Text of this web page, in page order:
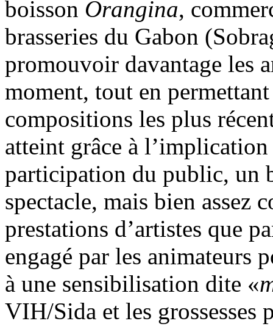
boisson Orangina,
brasseries du Gabon
promouvoir davantage les
moment, tout en
compositions les plus
atteint grâce à
participation du public, un
spectacle, mais bien assez
prestations d’artistes que
engagé par les animateurs
à une sensibilisation dite «
VIH/Sida et les grossesses